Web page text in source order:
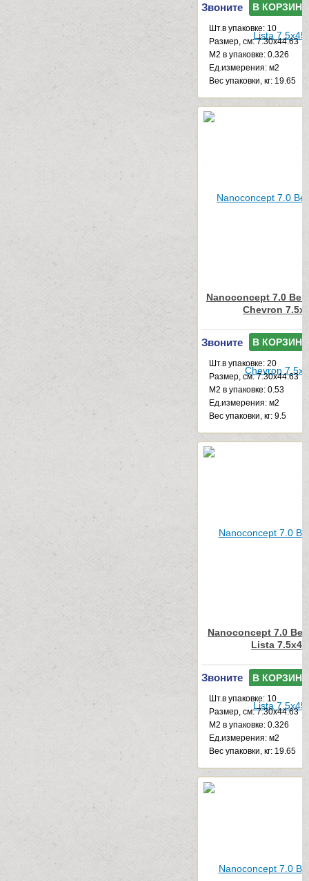
Звоните В КОРЗИНУ
Шт.в упаковке: 10
Размер, см: 7.30x44.63
М2 в упаковке: 0.326
Ед.измерения: м2
Веc упаковки, кг: 19.65
Nanoconcept 7.0
Chevron
Звоните В КОРЗИНУ
Шт.в упаковке: 20
Размер, см: 7.30x44.63
М2 в упаковке: 0.53
Ед.измерения: м2
Веc упаковки, кг: 9.5
Nanoconcept 7.0
Lista 7.5x45
Звоните В КОРЗИНУ
Шт.в упаковке: 10
Размер, см: 7.30x44.63
М2 в упаковке: 0.326
Ед.измерения: м2
Веc упаковки, кг: 19.65